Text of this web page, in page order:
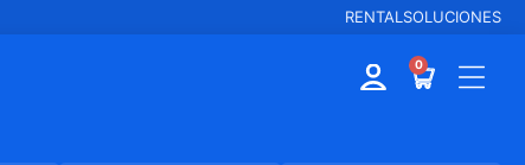
RENTAL SOLUCIONES
0